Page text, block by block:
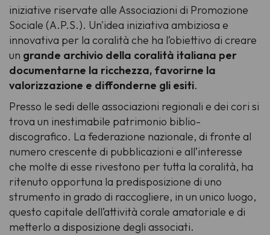
iniziative riservate alle Associazioni di Promozione
Sociale (A.P.S.). Un'idea iniziativa ambiziosa e
innovativa per la coralità che ha l’obiettivo di creare
un grande archivio della coralità italiana per
documentarne la ricchezza, favorirne la
valorizzazione e diffonderne gli esiti.
Presso le sedi delle associazioni regionali e dei cori si
trova un inestimabile patrimonio biblio-
discografico. La federazione nazionale, di fronte al
numero crescente di pubblicazioni e all’interesse
che molte di esse rivestono per tutta la coralità, ha
ritenuto opportuna la predisposizione di uno
strumento in grado di raccogliere, in un unico luogo,
questo capitale dell’attività corale amatoriale e di
metterlo a disposizione degli associati.